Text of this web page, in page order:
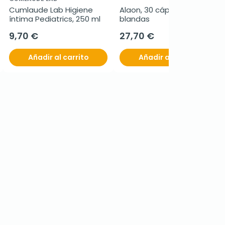
Cumlaude Lab Higiene
íntima Pediatrics, 250 ml
9,70 €
Añadir al carrito
Alaon, 30 cápsulas
blandas
27,70 €
Añadir al carrito